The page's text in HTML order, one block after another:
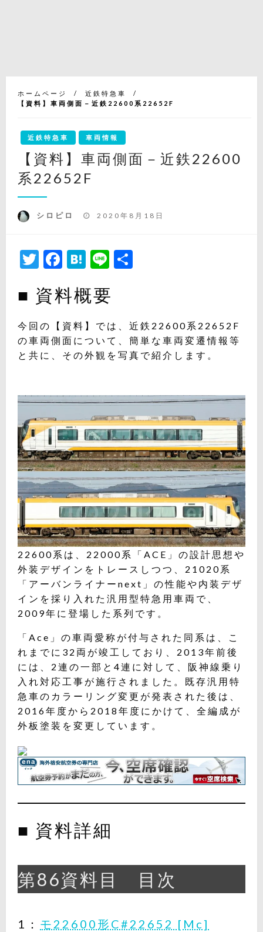
ホームページ
近鉄特急車
【資料】車両側面－近鉄22600系22652F
近鉄特急車 車両情報
【資料】車両側面－近鉄22600
系22652F
シロピロ
投
2020年8月18日
Twitter
Facebook
Hatena
Line
■ 資料概要
今回の【資料】では、近鉄22600系22652F
の車両側面について、簡単な車両変遷情報等
と共に、その外観を写真で紹介します。
22600系は、22000系「ACE」の設計思想や
外装デザインをトレースしつつ、21020系
「アーバンライナーnext」の性能や内装デザ
インを採り入れた汎用型特急用車両で、
2009年に登場した系列です。
「Ace」の車両愛称が付与された同系は、こ
れまでに32両が竣工しており、2013年前後
には、2連の一部と4連に対して、阪神線乗り
入れ対応工事が施行されました。既存汎用特
急車のカラーリング変更が発表された後は、
2016年度から2018年度にかけて、全編成が
外板塗装を変更しています。
■ 資料詳細
第86資料目 目次
1： モ22600形C#22652 [Mc]